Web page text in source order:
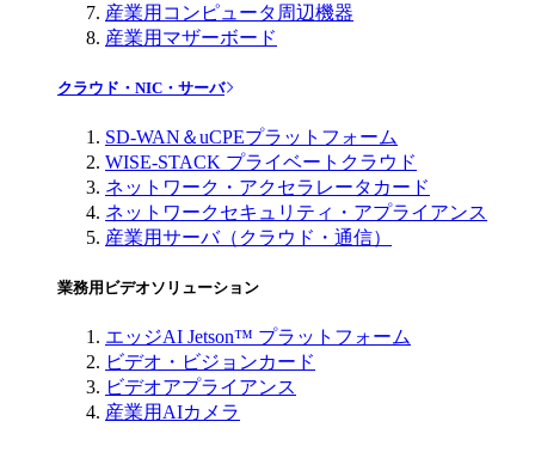
産業用コンピュータ周辺機器
産業用マザーボード
クラウド・NIC・サーバ
SD-WAN＆uCPEプラットフォーム
WISE-STACK プライベートクラウド
ネットワーク・アクセラレータカード
ネットワークセキュリティ・アプライアンス
産業用サーバ（クラウド・通信）
業務用ビデオソリューション
エッジAI Jetson™ プラットフォーム
ビデオ・ビジョンカード
ビデオアプライアンス
産業用AIカメラ